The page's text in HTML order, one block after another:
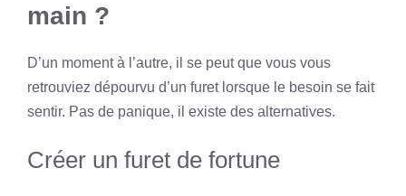
main ?
D’un moment à l’autre, il se peut que vous vous
retrouviez dépourvu d’un furet lorsque le besoin se fait
sentir. Pas de panique, il existe des alternatives.
Créer un furet de fortune